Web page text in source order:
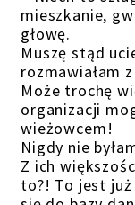
mieszkanie,
głowę.
Muszę stąd
rozmawiałam
Może trochę
organizacji
wieżowcem!
Nigdy nie
Z ich
to?! To jest już